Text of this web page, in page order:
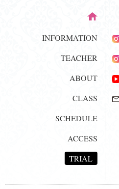
INFORMATION
TEACHER
ABOUT
CLASS
SCHEDULE
ACCESS
TRIAL